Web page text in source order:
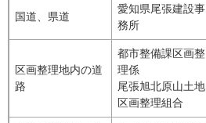
国道、県道
愛知県尾張建設事
務所
区画整理地内の道
路
都市整備課区画整
理係
尾張旭北原山土地
区画整理組合